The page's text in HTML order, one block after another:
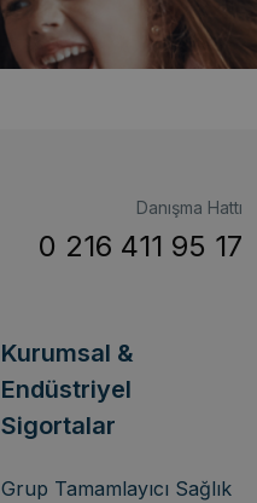
Danışma Hattı
0 216 411 95 17
Kurumsal &
Endüstriyel
Sigortalar
Grup Tamamlayıcı Sağlık